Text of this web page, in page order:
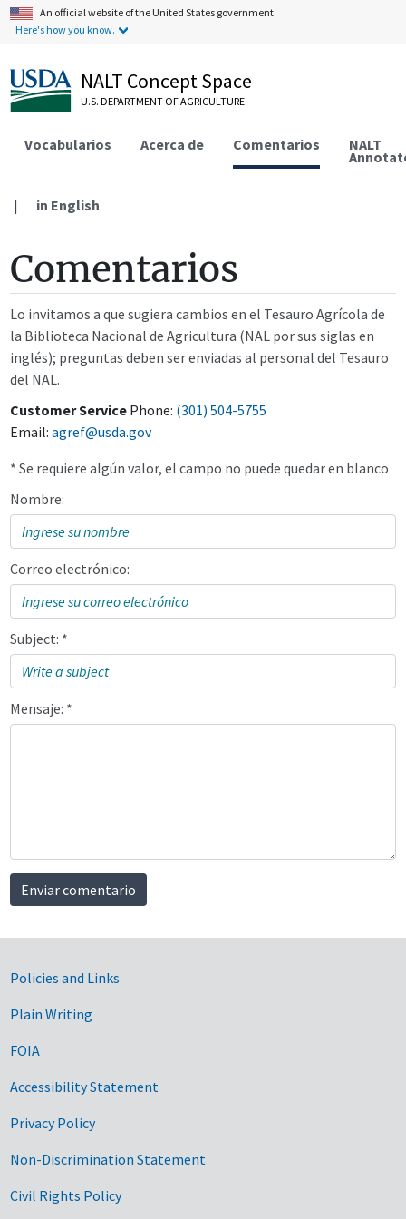
An official website of the United States government.
Here's how you know.
NALT Concept Space
U.S. DEPARTMENT OF AGRICULTURE
Vocabularios Acerca de Comentarios NALT
| in English
Comentarios
Lo invitamos a que sugiera cambios en el Tesauro Agrícola de
la Biblioteca Nacional de Agricultura (NAL por sus siglas en
inglés); preguntas deben ser enviadas al personal del Tesauro
del NAL.
Customer Service Phone: (301) 504-5755
Email:agref@usda.gov
* Se requiere algún valor, el campo no puede quedar en blanco
Nombre:
Correo electrónico:
Subject: *
Mensaje: *
Enviar comentario
Government Links
Policies and Links
Plain Writing
FOIA
Accessibility Statement
Privacy Policy
Non-Discrimination Statement
Civil Rights Policy